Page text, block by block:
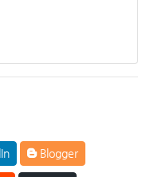
Blogger